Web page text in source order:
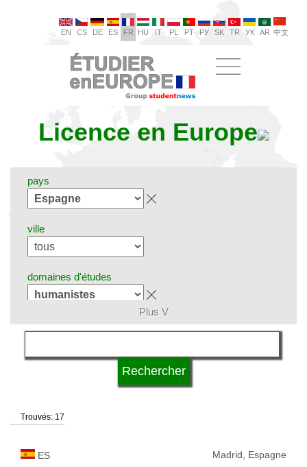
EN CS DE ES FR HU IT PL PT РУ SK TR УК AR 中文
Licence en Europe
pays
ville
domaines d'études
langue
statut d'université
Plus V
Trouvés: 17
ES Madrid, Espagne